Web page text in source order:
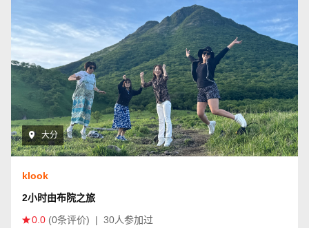
大分
klook
2小时由布院之旅
0.0 (0条评价) | 30人参加过